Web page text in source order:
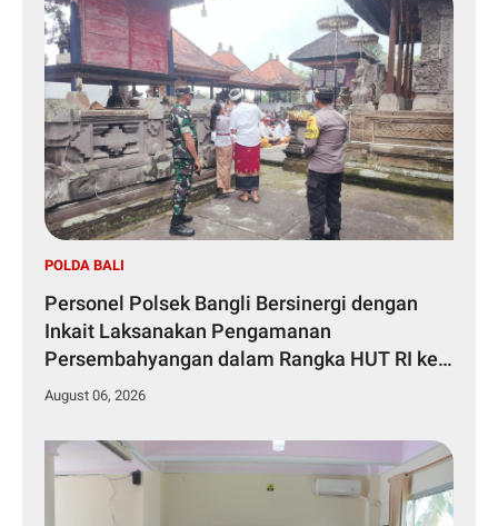
POLDA BALI
Personel Polsek Bangli Bersinergi dengan
Inkait Laksanakan Pengamanan
Persembahyangan dalam Rangka HUT RI ke-
81 Tahun 2026
August 06, 2026